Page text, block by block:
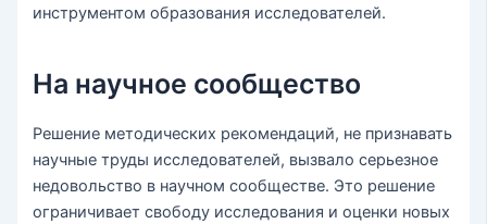
инструментом образования исследователей.
На научное сообщество
Решение методических рекомендаций, не признавать
научные труды исследователей, вызвало серьезное
недовольство в научном сообществе. Это решение
ограничивает свободу исследования и оценки новых